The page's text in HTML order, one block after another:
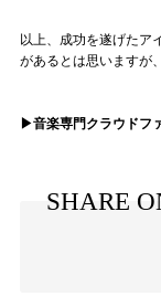
以上、成功を遂げたア
があるとは思いますが
▶音楽専門クラウドフ
SHARE